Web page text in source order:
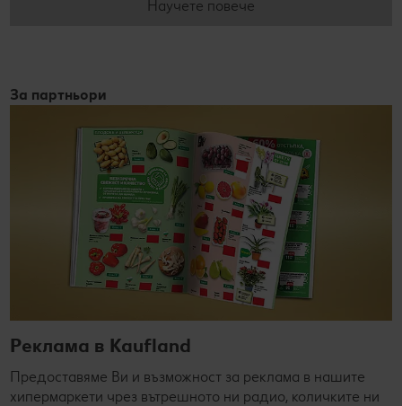
Научете повече
За партньори
Реклама в Kaufland
Предоставяме Ви и възможност за реклама в нашите
хипермаркети чрез вътрешното ни радио, количките ни